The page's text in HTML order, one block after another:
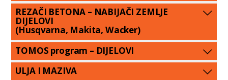
REZAČI BETONA – NABIJAČI ZEMLJE
DIJELOVI
(Husqvarna, Makita, Wacker)
TOMOS program – DIJELOVI
ULJA I MAZIVA